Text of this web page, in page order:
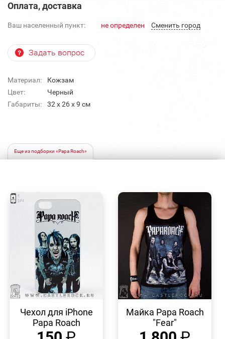
Оплата, доставка
Ваш населенный пункт: не определен Cменить город
Задать вопрос
Материал:
Кожзам
Цвет:
Черный
Габариты:
32 x 26 x 9 см
Еще из подборки «Papa Roach»
ПРОСМОТР
Чехол для iPhone
Papa Roach
ПРОСМОТР
Майка Papa Roach
"Fear"